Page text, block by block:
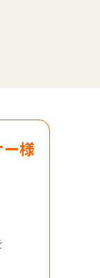
ー様